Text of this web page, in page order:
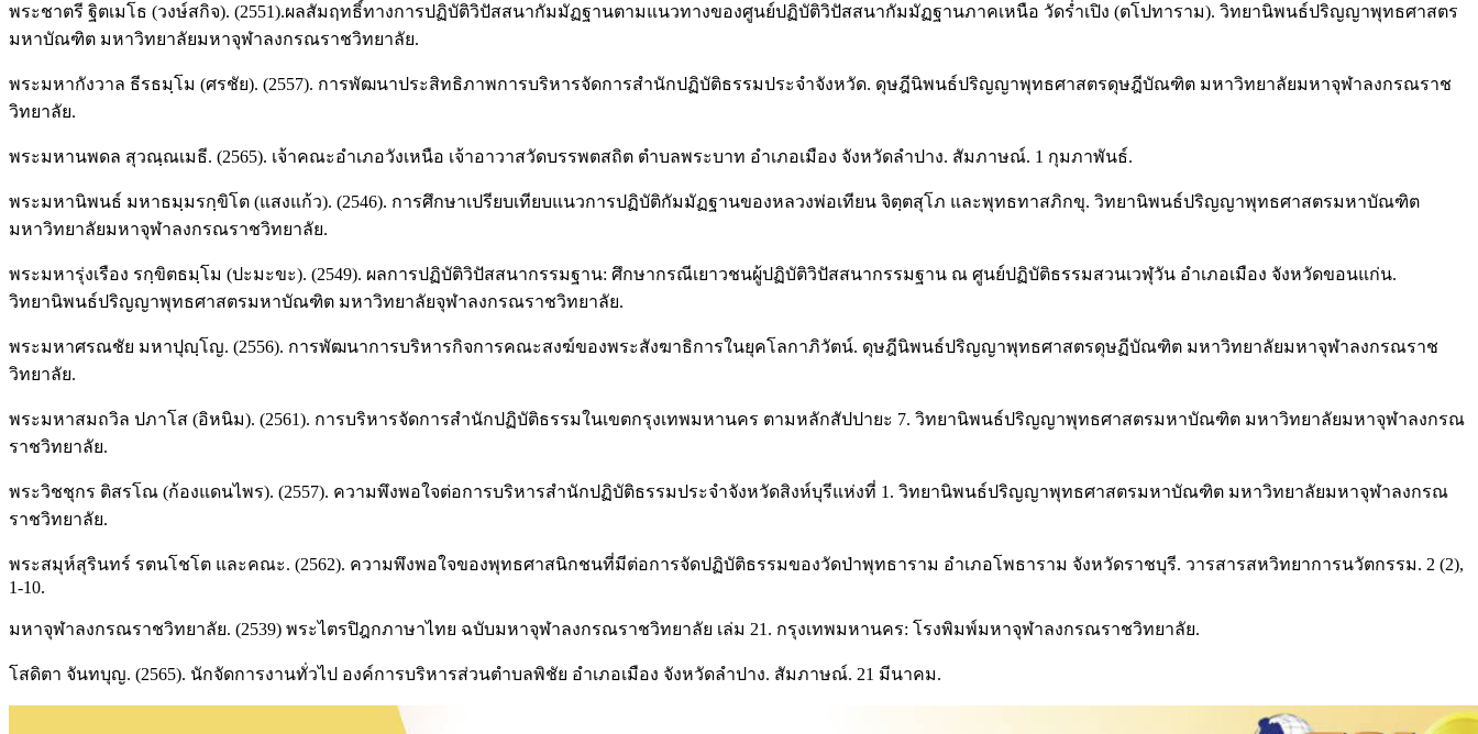
พระชาตรี ฐิตเมโธ (วงษ์สกิจ). (2551).ผลสัมฤทธิ์ทางการปฏิบัติวิปัสสนากัมมัฏฐานตามแนวทางของศูนย์ปฏิบัติวิปัสสนากัมมัฏฐานภาคเหนือ วัดร่ำเปิง (ตโปทาราม). วิทยานิพนธ์ปริญญาพุทธศาสตร
มหาบัณฑิต มหาวิทยาลัยมหาจุฬาลงกรณราชวิทยาลัย.
พระมหากังวาล ธีรธมฺโม (ศรชัย). (2557). การพัฒนาประสิทธิภาพการบริหารจัดการสำนักปฏิบัติธรรมประจำจังหวัด. ดุษฎีนิพนธ์ปริญญาพุทธศาสตรดุษฎีบัณฑิต มหาวิทยาลัยมหาจุฬาลงกรณราช
วิทยาลัย.
พระมหานพดล สุวณฺณเมธี. (2565). เจ้าคณะอำเภอวังเหนือ เจ้าอาวาสวัดบรรพตสถิต ตำบลพระบาท อำเภอเมือง จังหวัดลำปาง. สัมภาษณ์. 1 กุมภาพันธ์.
พระมหานิพนธ์ มหาธมฺมรกฺขิโต (แสงแก้ว). (2546). การศึกษาเปรียบเทียบแนวการปฏิบัติกัมมัฏฐานของหลวงพ่อเทียน จิตฺตสุโภ และพุทธทาสภิกขุ. วิทยานิพนธ์ปริญญาพุทธศาสตรมหาบัณฑิต
มหาวิทยาลัยมหาจุฬาลงกรณราชวิทยาลัย.
พระมหารุ่งเรือง รกฺขิตธมฺโม (ปะมะขะ). (2549). ผลการปฏิบัติวิปัสสนากรรมฐาน: ศึกษากรณีเยาวชนผู้ปฏิบัติวิปัสสนากรรมฐาน ณ ศูนย์ปฏิบัติธรรมสวนเวฬุวัน อำเภอเมือง จังหวัดขอนแก่น.
วิทยานิพนธ์ปริญญาพุทธศาสตรมหาบัณฑิต มหาวิทยาลัยจุฬาลงกรณราชวิทยาลัย.
พระมหาศรณชัย มหาปุญฺโญ. (2556). การพัฒนาการบริหารกิจการคณะสงฆ์ของพระสังฆาธิการในยุคโลกาภิวัตน์. ดุษฎีนิพนธ์ปริญญาพุทธศาสตรดุษฏีบัณฑิต มหาวิทยาลัยมหาจุฬาลงกรณราช
วิทยาลัย.
พระมหาสมถวิล ปภาโส (อิหนิม). (2561). การบริหารจัดการสำนักปฏิบัติธรรมในเขตกรุงเทพมหานคร ตามหลักสัปปายะ 7. วิทยานิพนธ์ปริญญาพุทธศาสตรมหาบัณฑิต มหาวิทยาลัยมหาจุฬาลงกรณ
ราชวิทยาลัย.
พระวิชชุกร ติสรโณ (ก้องแดนไพร). (2557). ความพึงพอใจต่อการบริหารสํานักปฏิบัติธรรมประจําจังหวัดสิงห์บุรีแห่งที่ 1. วิทยานิพนธ์ปริญญาพุทธศาสตรมหาบัณฑิต มหาวิทยาลัยมหาจุฬาลงกรณ
ราชวิทยาลัย.
พระสมุห์สุรินทร์ รตนโชโต และคณะ. (2562). ความพึงพอใจของพุทธศาสนิกชนที่มีต่อการจัดปฏิบัติธรรมของวัดป่าพุทธาราม อำเภอโพธาราม จังหวัดราชบุรี. วารสารสหวิทยาการนวัตกรรม. 2 (2),
1-10.
มหาจุฬาลงกรณราชวิทยาลัย. (2539) พระไตรปิฎกภาษาไทย ฉบับมหาจุฬาลงกรณราชวิทยาลัย เล่ม 21. กรุงเทพมหานคร: โรงพิมพ์มหาจุฬาลงกรณราชวิทยาลัย.
โสดิตา จันทบุญ. (2565). นักจัดการงานทั่วไป องค์การบริหารส่วนตำบลพิชัย อำเภอเมือง จังหวัดลำปาง. สัมภาษณ์. 21 มีนาคม.